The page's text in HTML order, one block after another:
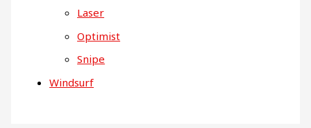
Laser
Optimist
Snipe
Windsurf